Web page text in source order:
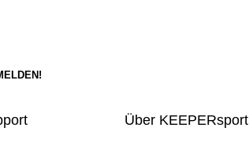
Über KEEPERsport